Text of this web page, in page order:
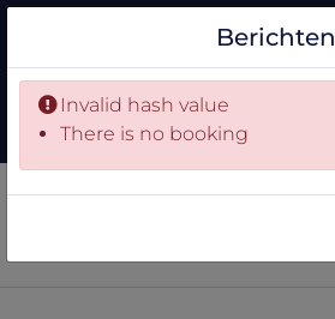
Berichten
Invalid hash value
There is no booking